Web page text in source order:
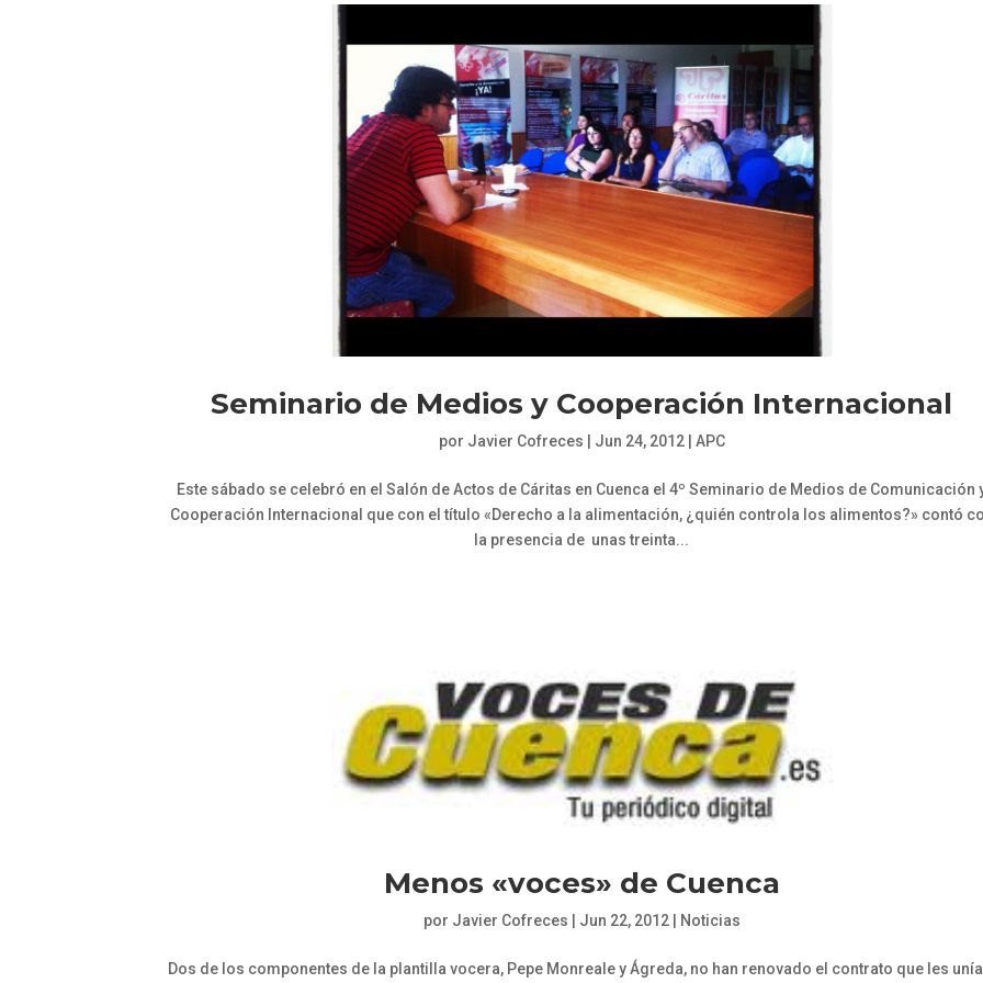
Seminario de Medios y Cooperación Internacional
por Javier Cofreces Jun 24, 2012| APC
Este sábado se celebró en el Salón de Actos de Cáritas en Cuenca el 4º Seminario de Medios de Comunicación
Cooperación Internacional que con el título «Derecho a la alimentación, ¿quién controla los alimentos?» contó
la presencia de unas treinta...
Menos «voces» de Cuenca
por Javier Cofreces Jun 22, 2012| Noticias
Dos de los componentes de la plantilla vocera, Pepe Monreale y Ágreda, no han renovado el contrato que les